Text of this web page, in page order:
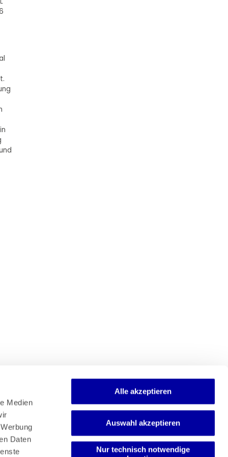
Medien
Daten
Alle akzeptieren
Auswahl akzeptieren
Nur technisch notwendige
Newsletter
Mediadaten
Media-Center